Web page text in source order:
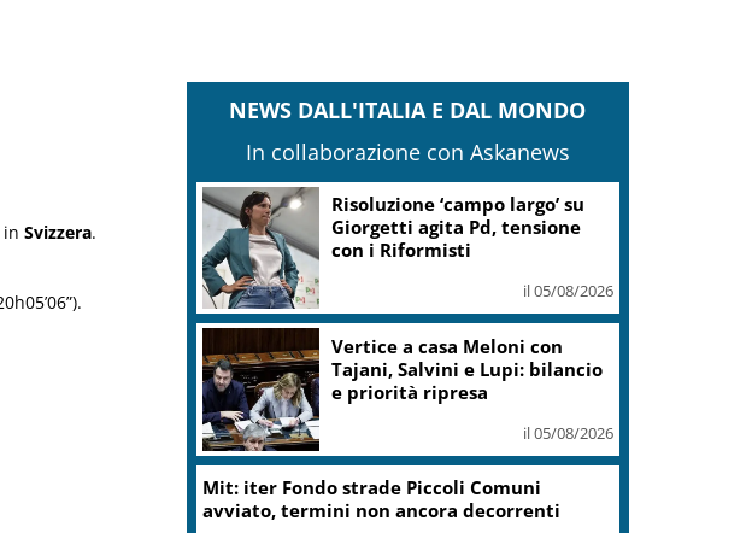
in Svizzera.
NEWS DALL'ITALIA E DAL MONDO
In collaborazione con Askanews
Banco Bpm, Castagna: Agricole
Italia? Valuteremo, ritengo
fusione molto solida
il 05/08/2026
Conti pubblici, Governo
incassa sì su clausola Ue. Lega
ottiene modifica a risoluzione
il 05/08/2026
Delmastro, Camera dice no a
uso chat con Caroccia: in aula